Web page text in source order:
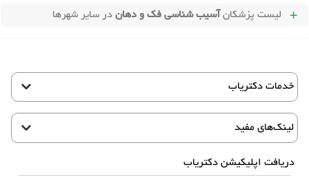
لیست پزشکانآسیب شناسی فک و دهان در سایر شهرها
خدمات دکتریاب
لینک‌های مفید
دریافت اپلیکیشن دکتریاب